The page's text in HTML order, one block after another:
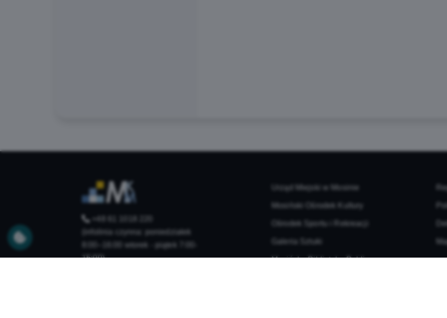
+48 61 1018 220
(infolinia czynna: poniedziałek
8:00–16:00 wtorek - piątek 7:00-
15:00)
Urząd Miejski w Mosinie
Mosiński Ośrodek Kultury
Ośrodek Sportu i Rekreacji
Galeria Sztuki
Mosińska Biblioteka Publiczna